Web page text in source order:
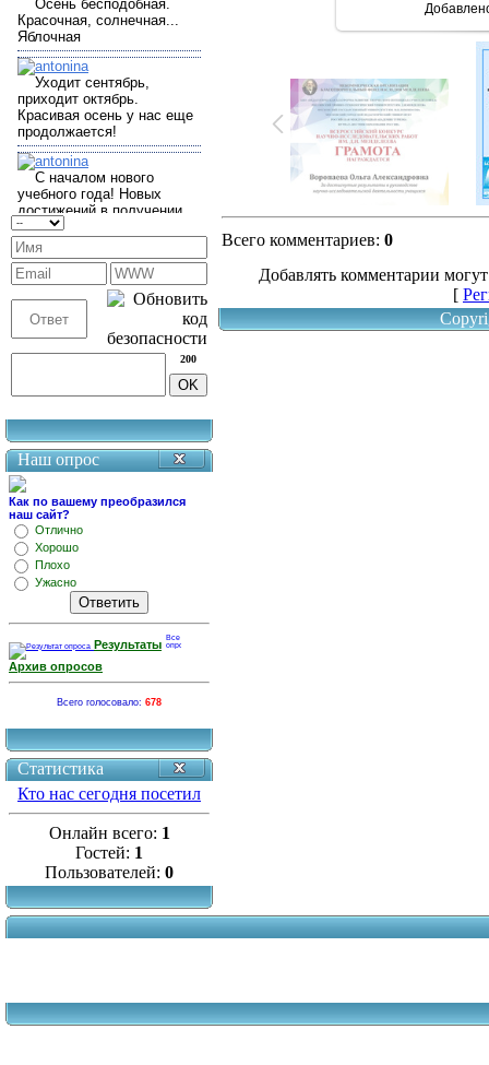
200
Наш опрос
Как по вашему преобразился
наш сайт?
Отлично
Хорошо
Плохо
Ужасно
Результаты
Архив опросов
Всего голосовало: 678
Статистика
Кто нас сегодня посетил
Онлайн всего: 1
Гостей: 1
Пользователей: 0
Всего комментариев: 0
Добавлять комментарии
[